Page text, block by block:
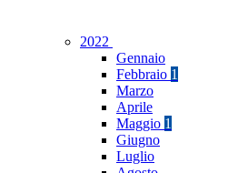
2022
Gennaio
Febbraio 1
Marzo
Aprile
Maggio 1
Giugno
Luglio